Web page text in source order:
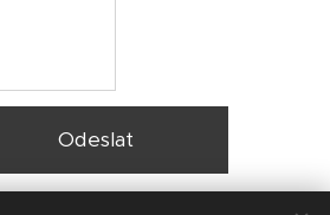
Odeslat